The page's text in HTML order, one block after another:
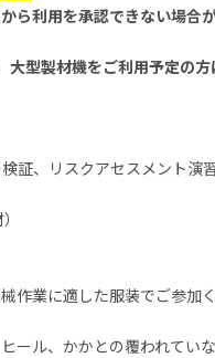
ら利用を承認できない場合
大型製材機をご利用予定の方
、リスクアセスメント演習
作業に適した服装でご参加
ール、かかとの覆われてい